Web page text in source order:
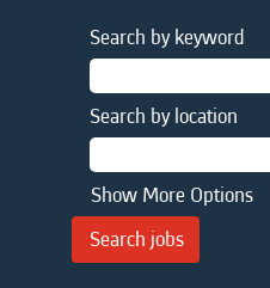
Search by keyword
Search by location
Show More Options